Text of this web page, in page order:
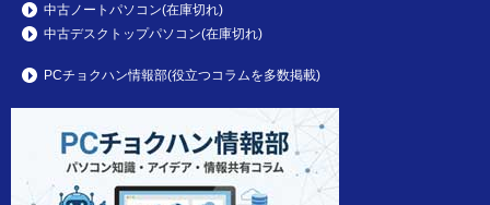
中古ノートパソコン(在庫切れ)
中古デスクトップパソコン(在庫切れ)
PCチョクハン情報部(役立つコラムを多数掲載)